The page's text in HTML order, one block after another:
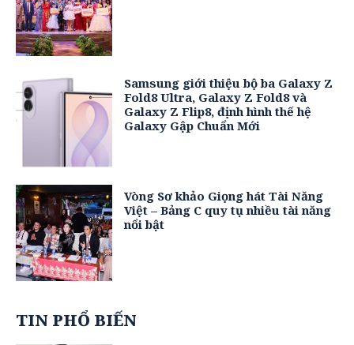
Samsung giới thiệu bộ ba Galaxy Z
Fold8 Ultra, Galaxy Z Fold8 và
Galaxy Z Flip8, định hình thế hệ
Galaxy Gập Chuẩn Mới
Vòng Sơ khảo Giọng hát Tài Năng
Việt – Bảng C quy tụ nhiều tài năng
nổi bật
TIN PHỔ BIẾN